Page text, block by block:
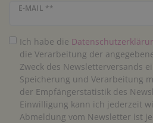
E-MAIL **
Newsletter Honig
Ich habe die
die Verarbeitung der
Zweck des Newsletterversands
Speicherung und Verarbeitung
der Empfängerstatistik des
Einwilligung kann ich jederzeit
Abmeldung vom Newsletter ist